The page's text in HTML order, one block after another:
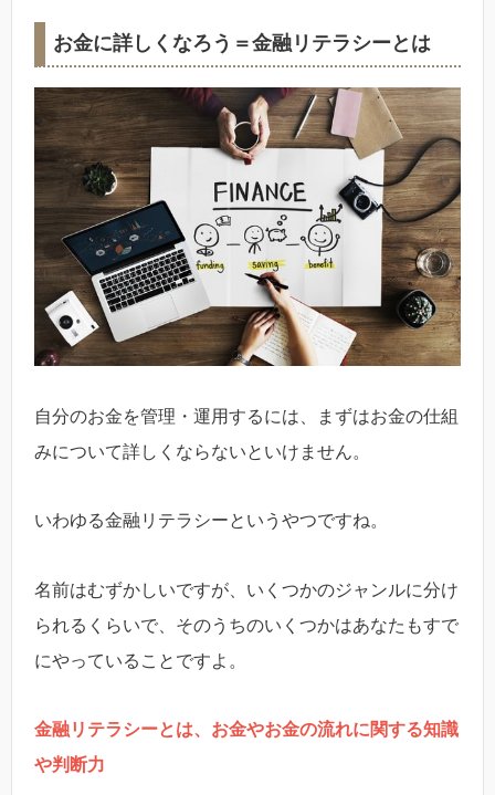
お金に詳しくなろう＝金融リテラシーとは
自分のお金を管理・運用するには、まずはお金の仕組
みについて詳しくならないといけません。
いわゆる金融リテラシーというやつですね。
名前はむずかしいですが、いくつかのジャンルに分け
られるくらいで、そのうちのいくつかはあなたもすで
にやっていることですよ。
金融リテラシーとは、お金やお金の流れに関する知識
や判断力